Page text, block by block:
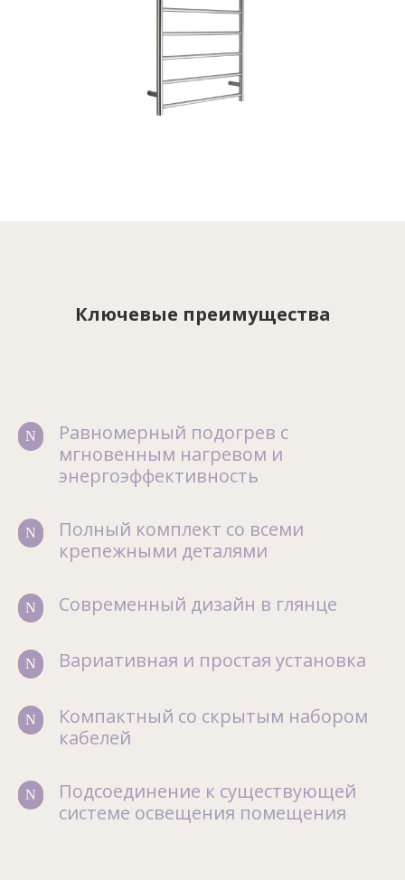
Ключевые преимущества
N
Равномерный подогрев с
мгновенным нагревом и
энергоэффективность
N
Полный комплект со всеми
крепежными деталями
N Современный дизайн в глянце
N Вариативная и простая установка
N
Компактный со скрытым набором
кабелей
N
Подсоединение к существующей
системе освещения помещения